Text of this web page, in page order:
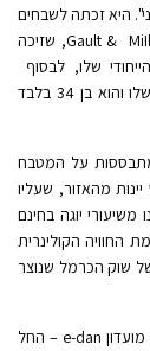
היא זכתה לשבחים
מקיר לקיר מן הרגע הראשון ולניקוד של 16 נקודות ב- Gault & MiIllau, שזיכה
שלו, לבסוף
ב-2020, בתום שנה בלבד, השיג את כוכב מישלן הראשון שלו והוא בן 34 בלבד
על המטבח
מהאזור, שעליו
יוגה בחינם
הקולינרית
של שוק הכרמל שנוצר
עלות חבילה זוגית ל-2 לילות (חמישי-שבת 22-24/7) לחברי מועדון e-dan – החל